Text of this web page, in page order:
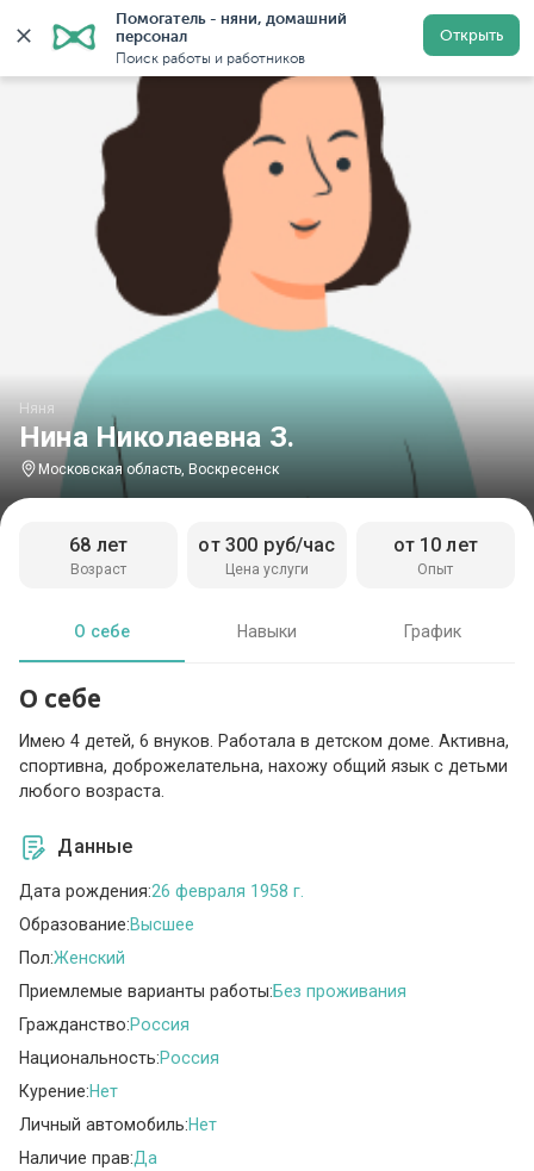
Помогатель - няни, домашний
персонал
Поиск работы и работников
Открыть
Главная Няни Няни в Московской области Няни
Нина Николаевна З.
Няня
Московская область, Воскресенск
Возраст
68 лет
Цена услуги
от 300 руб/час
Опыт
от 10 лет
О себе Навыки График
О себе
Имею 4 детей, 6 внуков. Работала в детском доме. Активна,
спортивна, доброжелательна, нахожу общий язык с детьми
любого возраста.
Данные
Дата рождения:26 февраля 1958 г.
Образование:Высшее
Пол:Женский
Приемлемые варианты работы:Без проживания
Гражданство:Россия
Национальность:Россия
Курение:Нет
Личный автомобиль:Нет
Наличие прав:Да